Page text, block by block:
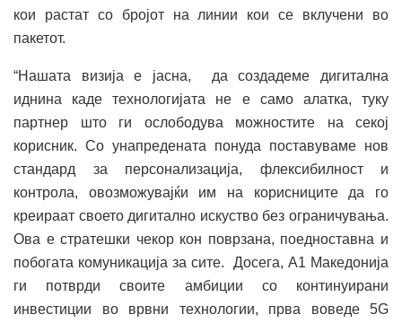
кои растат со бројот на линии кои се вклучени во
пакетот.
“Нашата визија е јасна, да создадеме дигитална
иднина каде технологијата не е само алатка, туку
партнер што ги ослободува можностите на секој
корисник. Со унапредената понуда поставуваме нов
стандард за персонализација, флексибилност и
контрола, овозможувајќи им на корисниците да го
креираат своето дигитално искуство без ограничувања.
Ова е стратешки чекор кон поврзана, поедноставна и
побогата комуникација за сите. Досега, А1 Македонија
ги потврди своите амбиции со континуирани
инвестиции во врвни технологии, прва воведе 5G